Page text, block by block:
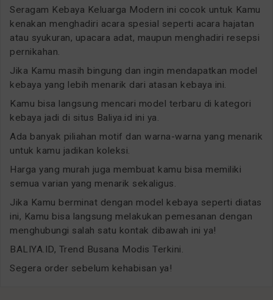
Seragam Kebaya Keluarga Modern ini cocok untuk Kamu
kenakan menghadiri acara spesial seperti acara hajatan
atau syukuran, upacara adat, maupun menghadiri resepsi
pernikahan.
Jika Kamu masih bingung dan ingin mendapatkan model
kebaya yang lebih menarik dari atasan kebaya ini.
Kamu bisa langsung mencari model terbaru di kategori
kebaya jadi di situs Baliya.id ini ya.
Ada banyak piliahan motif dan warna-warna yang menarik
untuk kamu jadikan koleksi.
Harga yang murah juga membuat kamu bisa memiliki
semua varian yang menarik sekaligus.
Jika Kamu berminat dengan model kebaya seperti diatas
ini, Kamu bisa langsung melakukan pemesanan dengan
menghubungi salah satu kontak dibawah ini ya!
BALIYA.ID, Trend Busana Modis Terkini.
Segera order sebelum kehabisan ya!